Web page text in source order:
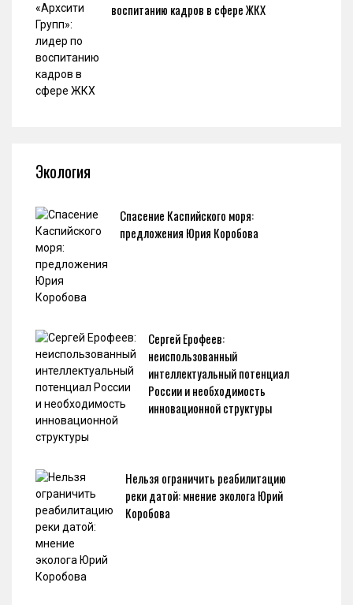
воспитанию кадров в сфере ЖКХ
Экология
Спасение Каспийского моря:
предложения Юрия Коробова
Сергей Ерофеев:
неиспользованный
интеллектуальный потенциал
России и необходимость
инновационной структуры
Нельзя ограничить реабилитацию
реки датой: мнение эколога Юрий
Коробова